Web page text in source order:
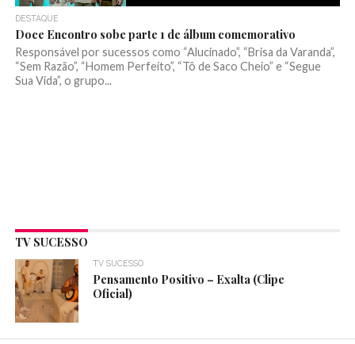
DESTAQUE
Doce Encontro sobe parte 1 de álbum comemorativo
Responsável por sucessos como “Alucinado”, “Brisa da Varanda”,
“Sem Razão”, “Homem Perfeito”, “Tô de Saco Cheio” e “Segue
Sua Vida”, o grupo...
TV SUCESSO
TV SUCESSO
Pensamento Positivo – Exalta (Clipe
Oficial)